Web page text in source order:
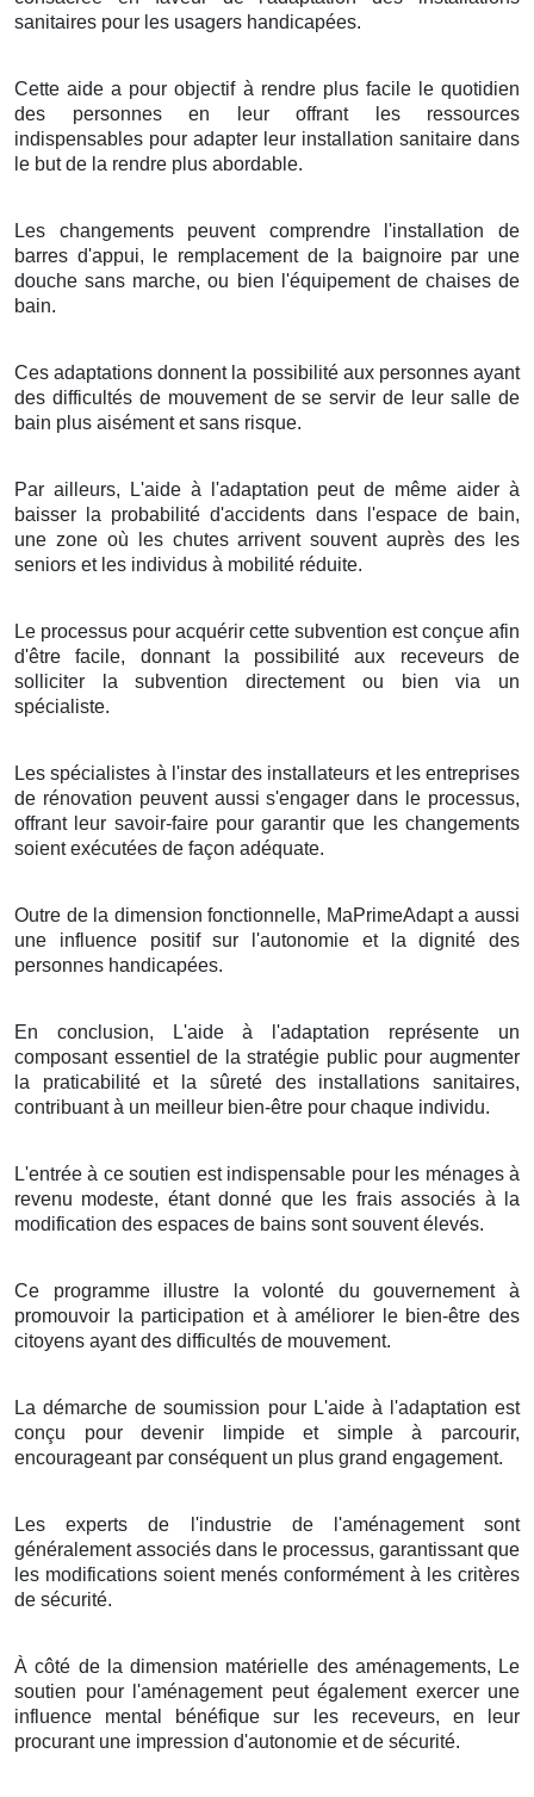
sanitaires pour les usagers handicapées.
Cette aide a pour objectif à rendre plus facile le quotidien
des personnes en leur offrant les ressources
indispensables pour adapter leur installation sanitaire dans
le but de la rendre plus abordable.
Les changements peuvent comprendre l'installation de
barres d'appui, le remplacement de la baignoire par une
douche sans marche, ou bien l'équipement de chaises de
bain.
Ces adaptations donnent la possibilité aux personnes ayant
des difficultés de mouvement de se servir de leur salle de
bain plus aisément et sans risque.
Par ailleurs, L'aide à l'adaptation peut de même aider à
baisser la probabilité d'accidents dans l'espace de bain,
une zone où les chutes arrivent souvent auprès des les
seniors et les individus à mobilité réduite.
Le processus pour acquérir cette subvention est conçue afin
d'être facile, donnant la possibilité aux receveurs de
solliciter la subvention directement ou bien via un
spécialiste.
Les spécialistes à l'instar des installateurs et les entreprises
de rénovation peuvent aussi s'engager dans le processus,
offrant leur savoir-faire pour garantir que les changements
soient exécutées de façon adéquate.
Outre de la dimension fonctionnelle, MaPrimeAdapt a aussi
une influence positif sur l'autonomie et la dignité des
personnes handicapées.
En conclusion, L'aide à l'adaptation représente un
composant essentiel de la stratégie public pour augmenter
la praticabilité et la sûreté des installations sanitaires,
contribuant à un meilleur bien-être pour chaque individu.
L'entrée à ce soutien est indispensable pour les ménages à
revenu modeste, étant donné que les frais associés à la
modification des espaces de bains sont souvent élevés.
Ce programme illustre la volonté du gouvernement à
promouvoir la participation et à améliorer le bien-être des
citoyens ayant des difficultés de mouvement.
La démarche de soumission pour L'aide à l'adaptation est
conçu pour devenir limpide et simple à parcourir,
encourageant par conséquent un plus grand engagement.
Les experts de l'industrie de l'aménagement sont
généralement associés dans le processus, garantissant que
les modifications soient menés conformément à les critères
de sécurité.
À côté de la dimension matérielle des aménagements, Le
soutien pour l'aménagement peut également exercer une
influence mental bénéfique sur les receveurs, en leur
procurant une impression d'autonomie et de sécurité.